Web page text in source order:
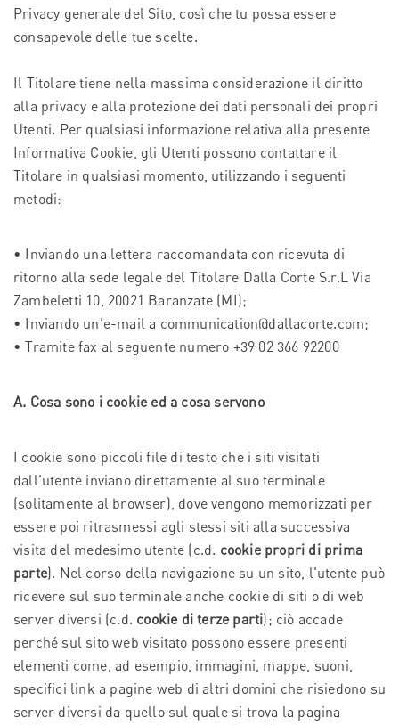
Privacy generale del Sito, così che tu possa essere
consapevole delle tue scelte.
Il Titolare tiene nella massima considerazione il diritto
alla privacy e alla protezione dei dati personali dei propri
Utenti. Per qualsiasi informazione relativa alla presente
Informativa Cookie, gli Utenti possono contattare il
Titolare in qualsiasi momento, utilizzando i seguenti
metodi:
• Inviando una lettera raccomandata con ricevuta di
ritorno alla sede legale del Titolare Dalla Corte S.r.L Via
Zambeletti 10, 20021 Baranzate (MI);
• Inviando un'e-mail a communication@dallacorte.com;
• Tramite fax al seguente numero +39 02 366 92200
A. Cosa sono i cookie ed a cosa servono
I cookie sono piccoli file di testo che i siti visitati
dall'utente inviano direttamente al suo terminale
(solitamente al browser), dove vengono memorizzati per
essere poi ritrasmessi agli stessi siti alla successiva
visita del medesimo utente (c.d. cookie propri di prima
parte). Nel corso della navigazione su un sito, l'utente può
ricevere sul suo terminale anche cookie di siti o di web
server diversi (c.d. cookie di terze parti); ciò accade
perché sul sito web visitato possono essere presenti
elementi come, ad esempio, immagini, mappe, suoni,
specifici link a pagine web di altri domini che risiedono su
server diversi da quello sul quale si trova la pagina